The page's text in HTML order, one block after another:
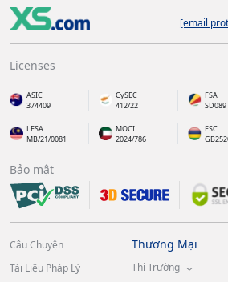
[email
Licenses
ASIC
374409
CySEC
412/22
FSA
SD089
LFSA
MB/21/0081
MOCI
2024/786
FSC
Bảo mật
Câu Chuyện
Tài Liệu Pháp Lý
Thương Mại
Thị Trường